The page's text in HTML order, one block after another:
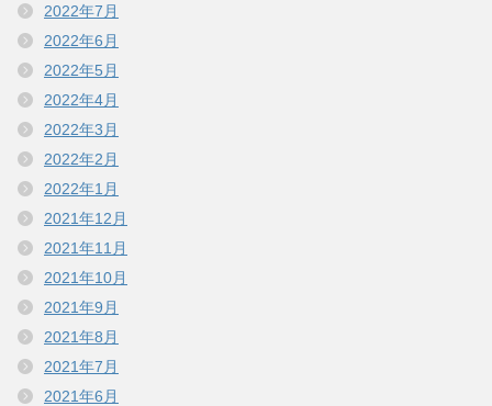
2022年7月
2022年6月
2022年5月
2022年4月
2022年3月
2022年2月
2022年1月
2021年12月
2021年11月
2021年10月
2021年9月
2021年8月
2021年7月
2021年6月